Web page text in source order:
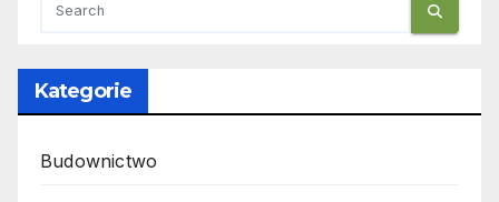
Kategorie
Budownictwo